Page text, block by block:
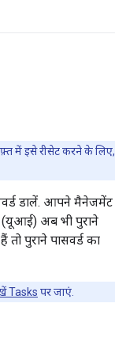
में इसे रीसेट करने के लिए,
डालें. आपने मैनेजमेंट
(यूआई) अब भी पुराने
पुराने पासवर्ड का
Tasks पर जाएं.